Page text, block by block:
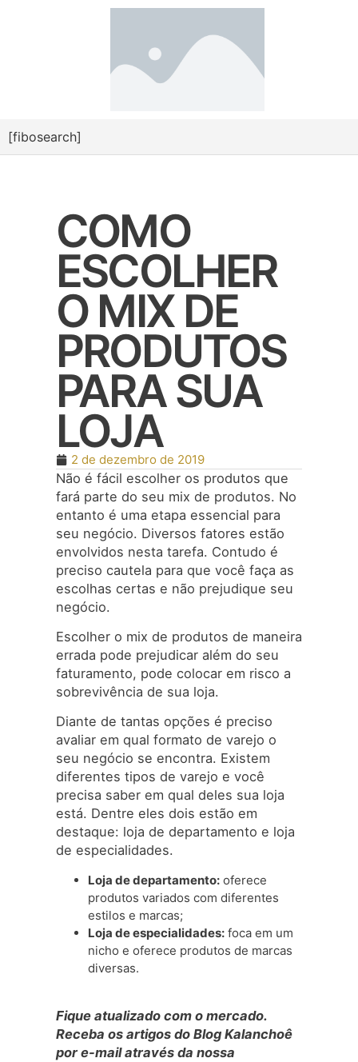
[fibosearch]
COMO
ESCOLHER
O MIX DE
PRODUTOS
PARA SUA
LOJA
2 de dezembro de 2019
Não é fácil escolher os produtos que
fará parte do seu mix de produtos. No
entanto é uma etapa essencial para
seu negócio. Diversos fatores estão
envolvidos nesta tarefa. Contudo é
preciso cautela para que você faça as
escolhas certas e não prejudique seu
negócio.
Escolher o mix de produtos de maneira
errada pode prejudicar além do seu
faturamento, pode colocar em risco a
sobrevivência de sua loja.
Diante de tantas opções é preciso
avaliar em qual formato de varejo o
seu negócio se encontra. Existem
diferentes tipos de varejo e você
precisa saber em qual deles sua loja
está. Dentre eles dois estão em
destaque: loja de departamento e loja
de especialidades.
Loja de departamento: oferece
produtos variados com diferentes
estilos e marcas;
Loja de especialidades: foca em um
nicho e oferece produtos de marcas
diversas.
Fique atualizado com o mercado.
Receba os artigos do Blog Kalanchoê
por e-mail através da nossa